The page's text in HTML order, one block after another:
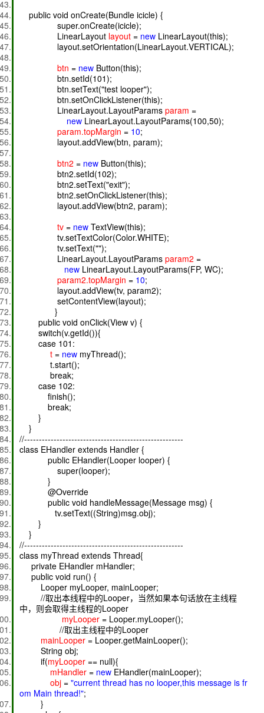
public void onCreate(Bundle icicle) {
super.onCreate(icicle);
LinearLayout layout = new LinearLayout(this);
layout.setOrientation(LinearLayout.VERTICAL);
btn = new Button(this);
btn.setId(101);
btn.setText("test looper");
btn.setOnClickListener(this);
LinearLayout.LayoutParams param =
new LinearLayout.LayoutParams(100,50);
param.topMargin = 10;
layout.addView(btn, param);
btn2 = new Button(this);
btn2.setId(102);
btn2.setText("exit");
btn2.setOnClickListener(this);
layout.addView(btn2, param);
tv = new TextView(this);
tv.setTextColor(Color.WHITE);
tv.setText("");
LinearLayout.LayoutParams param2 =
new LinearLayout.LayoutParams(FP, WC);
param2.topMargin = 10;
layout.addView(tv, param2);
setContentView(layout);
}
public void onClick(View v) {
switch(v.getId()){
case 101:
t = new myThread();
t.start();
break;
case 102:
finish();
break;
}
}
//------------------------------------------------------
class EHandler extends Handler {
public EHandler(Looper looper) {
super(looper);
}
@Override
public void handleMessage(Message msg) {
tv.setText((String)msg.obj);
}
}
//------------------------------------------------------
class myThread extends Thread{
private EHandler mHandler;
public void run() {
Looper myLooper, mainLooper;
//取出本线程中的Looper，当然如果本句话放在主线程
中，则会取得主线程的Looper
myLooper = Looper.myLooper();
//取出主线程中的Looper
mainLooper = Looper.getMainLooper();
String obj;
if(myLooper == null){
mHandler = new EHandler(mainLooper);
obj = "current thread has no looper,this message is fr
om Main thread!";
}